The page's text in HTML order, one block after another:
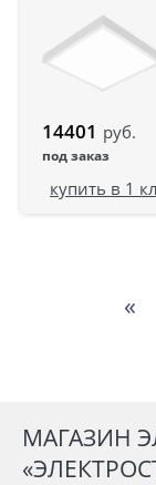
14401 руб.
под заказ
купить в 1
«
МАГАЗИН